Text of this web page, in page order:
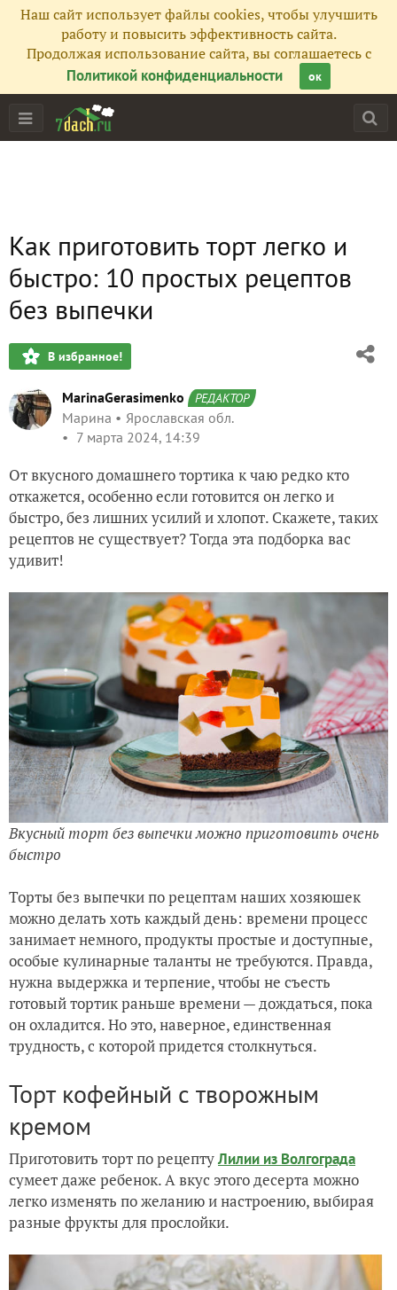
Наш сайт использует файлы cookies, чтобы улучшить
работу и повысить эффективность сайта.
Продолжая использование сайта, вы соглашаетесь с
Политикой конфиденциальности
ок
Как приготовить торт легко и
быстро: 10 простых рецептов
без выпечки
В избранное!
MarinaGerasimenko РЕДАКТОР
Марина
Ярославская обл.
7 марта 2024, 14:39
От вкусного домашнего тортика к чаю редко кто
откажется, особенно если готовится он легко и
быстро, без лишних усилий и хлопот. Скажете, таких
рецептов не существует? Тогда эта подборка вас
удивит!
Вкусный торт без выпечки можно приготовить очень
быстро
Торты без выпечки по рецептам наших хозяюшек
можно делать хоть каждый день: времени процесс
занимает немного, продукты простые и доступные,
особые кулинарные таланты не требуются. Правда,
нужна выдержка и терпение, чтобы не съесть
готовый тортик раньше времени — дождаться, пока
он охладится. Но это, наверное, единственная
трудность, с которой придется столкнуться.
Торт кофейный с творожным
кремом
Приготовить торт по рецептуЛилии из Волгограда
сумеет даже ребенок. А вкус этого десерта можно
легко изменять по желанию и настроению, выбирая
разные фрукты для прослойки.